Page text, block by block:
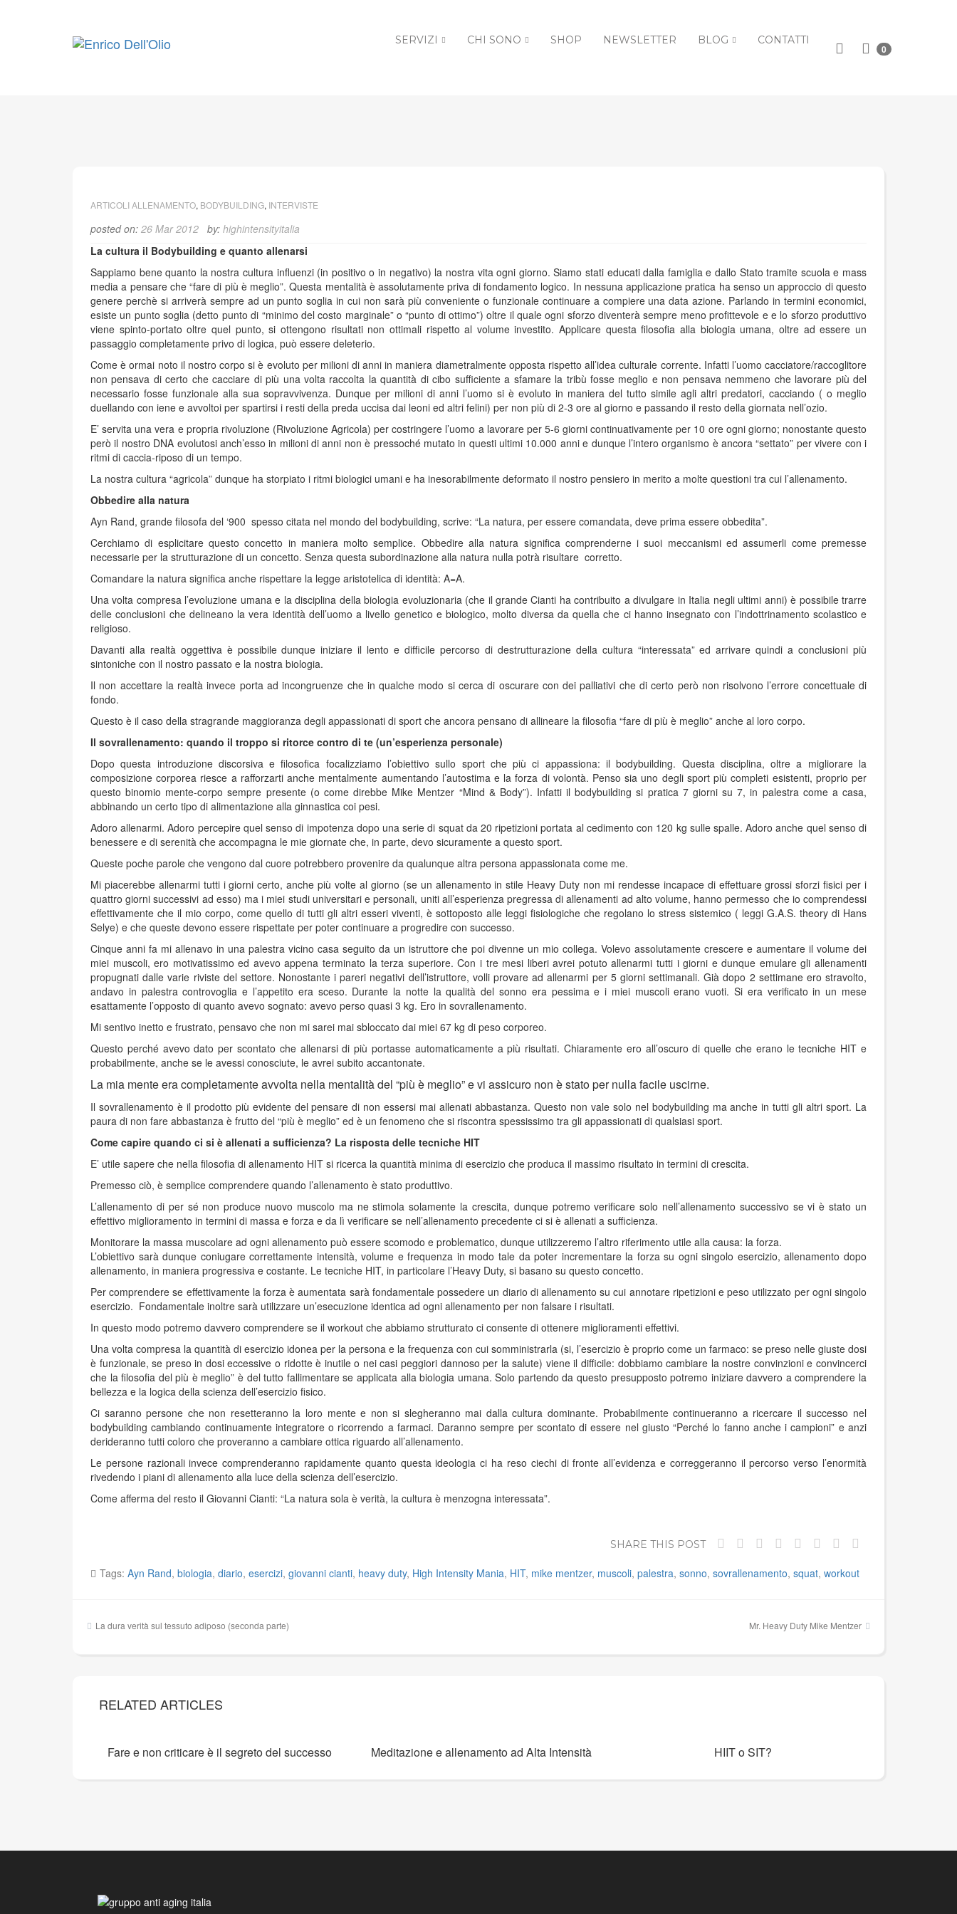
SERVIZI CHI SONO SHOP NEWSLETTER BLOG CONTATTI
0
ARTICOLI ALLENAMENTO, BODYBUILDING, INTERVISTE
posted on: 26 Mar 2012 by: highintensityitalia
La cultura il Bodybuilding e quanto allenarsi
Sappiamo bene quanto la nostra cultura influenzi (in positivo o in negativo) la nostra vita ogni giorno. Siamo stati educati dalla famiglia e dallo Stato tramite scuola e mass
media a pensare che “fare di più è meglio”. Questa mentalità è assolutamente priva di fondamento logico. In nessuna applicazione pratica ha senso un approccio di questo
genere perchè si arriverà sempre ad un punto soglia in cui non sarà più conveniente o funzionale continuare a compiere una data azione. Parlando in termini economici,
esiste un punto soglia (detto punto di “minimo del costo marginale” o “punto di ottimo”) oltre il quale ogni sforzo diventerà sempre meno profittevole e e lo sforzo produttivo
viene spinto-portato oltre quel punto, si ottengono risultati non ottimali rispetto al volume investito. Applicare questa filosofia alla biologia umana, oltre ad essere un
passaggio completamente privo di logica, può essere deleterio.
Come è ormai noto il nostro corpo si è evoluto per milioni di anni in maniera diametralmente opposta rispetto all’idea culturale corrente. Infatti l’uomo cacciatore/raccoglitore
non pensava di certo che cacciare di più una volta raccolta la quantità di cibo sufficiente a sfamare la tribù fosse meglio e non pensava nemmeno che lavorare più del
necessario fosse funzionale alla sua sopravvivenza. Dunque per milioni di anni l’uomo si è evoluto in maniera del tutto simile agli altri predatori, cacciando ( o meglio
duellando con iene e avvoltoi per spartirsi i resti della preda uccisa dai leoni ed altri felini) per non più di 2-3 ore al giorno e passando il resto della giornata nell’ozio.
E’ servita una vera e propria rivoluzione (Rivoluzione Agricola) per costringere l’uomo a lavorare per 5-6 giorni continuativamente per 10 ore ogni giorno; nonostante questo
però il nostro DNA evolutosi anch’esso in milioni di anni non è pressoché mutato in questi ultimi 10.000 anni e dunque l’intero organismo è ancora “settato” per vivere con i
ritmi di caccia-riposo di un tempo.
La nostra cultura “agricola” dunque ha storpiato i ritmi biologici umani e ha inesorabilmente deformato il nostro pensiero in merito a molte questioni tra cui l’allenamento.
Obbedire alla natura
Ayn Rand, grande filosofa del ‘900 spesso citata nel mondo del bodybuilding, scrive: “La natura, per essere comandata, deve prima essere obbedita”.
Cerchiamo di esplicitare questo concetto in maniera molto semplice. Obbedire alla natura significa comprenderne i suoi meccanismi ed assumerli come premesse
necessarie per la strutturazione di un concetto. Senza questa subordinazione alla natura nulla potrà risultare corretto.
Comandare la natura significa anche rispettare la legge aristotelica di identità: A=A.
Una volta compresa l’evoluzione umana e la disciplina della biologia evoluzionaria (che il grande Cianti ha contribuito a divulgare in Italia negli ultimi anni) è possibile trarre
delle conclusioni che delineano la vera identità dell’uomo a livello genetico e biologico, molto diversa da quella che ci hanno insegnato con l’indottrinamento scolastico e
religioso.
Davanti alla realtà oggettiva è possibile dunque iniziare il lento e difficile percorso di destrutturazione della cultura “interessata” ed arrivare quindi a conclusioni più
sintoniche con il nostro passato e la nostra biologia.
Il non accettare la realtà invece porta ad incongruenze che in qualche modo si cerca di oscurare con dei palliativi che di certo però non risolvono l’errore concettuale di
fondo.
Questo è il caso della stragrande maggioranza degli appassionati di sport che ancora pensano di allineare la filosofia “fare di più è meglio” anche al loro corpo.
Il sovrallenamento: quando il troppo si ritorce contro di te (un’esperienza personale)
Dopo questa introduzione discorsiva e filosofica focalizziamo l’obiettivo sullo sport che più ci appassiona: il bodybuilding. Questa disciplina, oltre a migliorare la
composizione corporea riesce a rafforzarti anche mentalmente aumentando l’autostima e la forza di volontà. Penso sia uno degli sport più completi esistenti, proprio per
questo binomio mente-corpo sempre presente (o come direbbe Mike Mentzer “Mind & Body”). Infatti il bodybuilding si pratica 7 giorni su 7, in palestra come a casa,
abbinando un certo tipo di alimentazione alla ginnastica coi pesi.
Adoro allenarmi. Adoro percepire quel senso di impotenza dopo una serie di squat da 20 ripetizioni portata al cedimento con 120 kg sulle spalle. Adoro anche quel senso di
benessere e di serenità che accompagna le mie giornate che, in parte, devo sicuramente a questo sport.
Queste poche parole che vengono dal cuore potrebbero provenire da qualunque altra persona appassionata come me.
Mi piacerebbe allenarmi tutti i giorni certo, anche più volte al giorno (se un allenamento in stile Heavy Duty non mi rendesse incapace di effettuare grossi sforzi fisici per i
quattro giorni successivi ad esso) ma i miei studi universitari e personali, uniti all’esperienza pregressa di allenamenti ad alto volume, hanno permesso che io comprendessi
effettivamente che il mio corpo, come quello di tutti gli altri esseri viventi, è sottoposto alle leggi fisiologiche che regolano lo stress sistemico ( leggi G.A.S. theory di Hans
Selye) e che queste devono essere rispettate per poter continuare a progredire con successo.
Cinque anni fa mi allenavo in una palestra vicino casa seguito da un istruttore che poi divenne un mio collega. Volevo assolutamente crescere e aumentare il volume dei
miei muscoli, ero motivatissimo ed avevo appena terminato la terza superiore. Con i tre mesi liberi avrei potuto allenarmi tutti i giorni e dunque emulare gli allenamenti
propugnati dalle varie riviste del settore. Nonostante i pareri negativi dell’istruttore, volli provare ad allenarmi per 5 giorni settimanali. Già dopo 2 settimane ero stravolto,
andavo in palestra controvoglia e l’appetito era sceso. Durante la notte la qualità del sonno era pessima e i miei muscoli erano vuoti. Si era verificato in un mese
esattamente l’opposto di quanto avevo sognato: avevo perso quasi 3 kg. Ero in sovrallenamento.
Mi sentivo inetto e frustrato, pensavo che non mi sarei mai sbloccato dai miei 67 kg di peso corporeo.
Questo perché avevo dato per scontato che allenarsi di più portasse automaticamente a più risultati. Chiaramente ero all’oscuro di quelle che erano le tecniche HIT e
probabilmente, anche se le avessi conosciute, le avrei subito accantonate.
La mia mente era completamente avvolta nella mentalità del “più è meglio” e vi assicuro non è stato per nulla facile uscirne.
Il sovrallenamento è il prodotto più evidente del pensare di non essersi mai allenati abbastanza. Questo non vale solo nel bodybuilding ma anche in tutti gli altri sport. La
paura di non fare abbastanza è frutto del “più è meglio” ed è un fenomeno che si riscontra spessissimo tra gli appassionati di qualsiasi sport.
Come capire quando ci si è allenati a sufficienza? La risposta delle tecniche HIT
E’ utile sapere che nella filosofia di allenamento HIT si ricerca la quantità minima di esercizio che produca il massimo risultato in termini di crescita.
Premesso ciò, è semplice comprendere quando l’allenamento è stato produttivo.
L’allenamento di per sé non produce nuovo muscolo ma ne stimola solamente la crescita, dunque potremo verificare solo nell’allenamento successivo se vi è stato un
effettivo miglioramento in termini di massa e forza e da lì verificare se nell’allenamento precedente ci si è allenati a sufficienza.
Monitorare la massa muscolare ad ogni allenamento può essere scomodo e problematico, dunque utilizzeremo l’altro riferimento utile alla causa: la forza.
L’obiettivo sarà dunque coniugare correttamente intensità, volume e frequenza in modo tale da poter incrementare la forza su ogni singolo esercizio, allenamento dopo
allenamento, in maniera progressiva e costante. Le tecniche HIT, in particolare l’Heavy Duty, si basano su questo concetto.
Per comprendere se effettivamente la forza è aumentata sarà fondamentale possedere un diario di allenamento su cui annotare ripetizioni e peso utilizzato per ogni singolo
esercizio. Fondamentale inoltre sarà utilizzare un’esecuzione identica ad ogni allenamento per non falsare i risultati.
In questo modo potremo davvero comprendere se il workout che abbiamo strutturato ci consente di ottenere miglioramenti effettivi.
Una volta compresa la quantità di esercizio idonea per la persona e la frequenza con cui somministrarla (si, l’esercizio è proprio come un farmaco: se preso nelle giuste dosi
è funzionale, se preso in dosi eccessive o ridotte è inutile o nei casi peggiori dannoso per la salute) viene il difficile: dobbiamo cambiare la nostre convinzioni e convincerci
che la filosofia del più è meglio” è del tutto fallimentare se applicata alla biologia umana. Solo partendo da questo presupposto potremo iniziare davvero a comprendere la
bellezza e la logica della scienza dell’esercizio fisico.
Ci saranno persone che non resetteranno la loro mente e non si slegheranno mai dalla cultura dominante. Probabilmente continueranno a ricercare il successo nel
bodybuilding cambiando continuamente integratore o ricorrendo a farmaci. Daranno sempre per scontato di essere nel giusto “Perché lo fanno anche i campioni” e anzi
derideranno tutti coloro che proveranno a cambiare ottica riguardo all’allenamento.
Le persone razionali invece comprenderanno rapidamente quanto questa ideologia ci ha reso ciechi di fronte all’evidenza e correggeranno il percorso verso l’enormità
rivedendo i piani di allenamento alla luce della scienza dell’esercizio.
Come afferma del resto il Giovanni Cianti: “La natura sola è verità, la cultura è menzogna interessata”.
SHARE THIS POST
Tags: Ayn Rand, biologia, diario, esercizi, giovanni cianti, heavy duty, High Intensity Mania, HIT, mike mentzer, muscoli, palestra, sonno, sovrallenamento, squat, workout
Navigazione
La dura verità sul tessuto adiposo (seconda parte) Mr. Heavy Duty Mike Mentzer
RELATED ARTICLES
Fare e non criticare è il segreto del successo Meditazione e allenamento ad Alta Intensità HIIT o SIT?